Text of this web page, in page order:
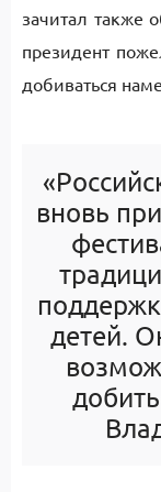
зачитал также
президент
добиваться
вновь
детей.